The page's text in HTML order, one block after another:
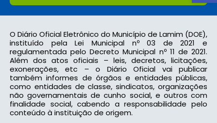
O Diário Oficial Eletrônico do Município de Lamim (DOE),
instituído pela Lei Municipal nº 03 de 2021 e
regulamentada pelo Decreto Municipal nº 11 de 2021.
Além dos atos oficiais – leis, decretos, licitações,
exonerações, etc – o Diário Oficial vai publicar
também informes de órgãos e entidades públicas,
como entidades de classe, sindicatos, organizações
não governamentais de cunho social, e outros com
finalidade social, cabendo a responsabilidade pelo
conteúdo à instituição de origem.